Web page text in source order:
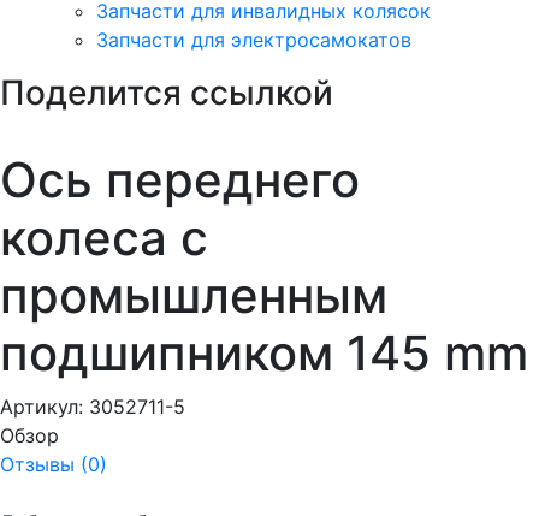
Запчасти для инвалидных колясок
Запчасти для электросамокатов
Поделится ссылкой
Ось переднего
колеса с
промышленным
подшипником 145 mm
Артикул: 3052711-5
Обзор
Отзывы (0)